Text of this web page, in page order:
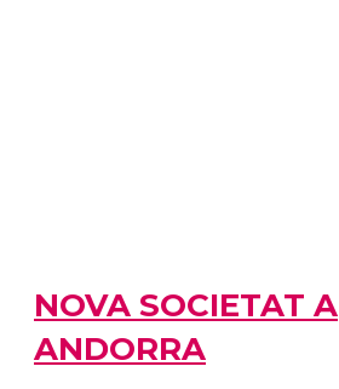
NOVA SOCIETAT A
ANDORRA